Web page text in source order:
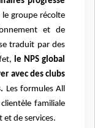
groupe récolte
et de
traduit par des
le NPS global
avec des clubs
Les formules All
familiale
et de services.